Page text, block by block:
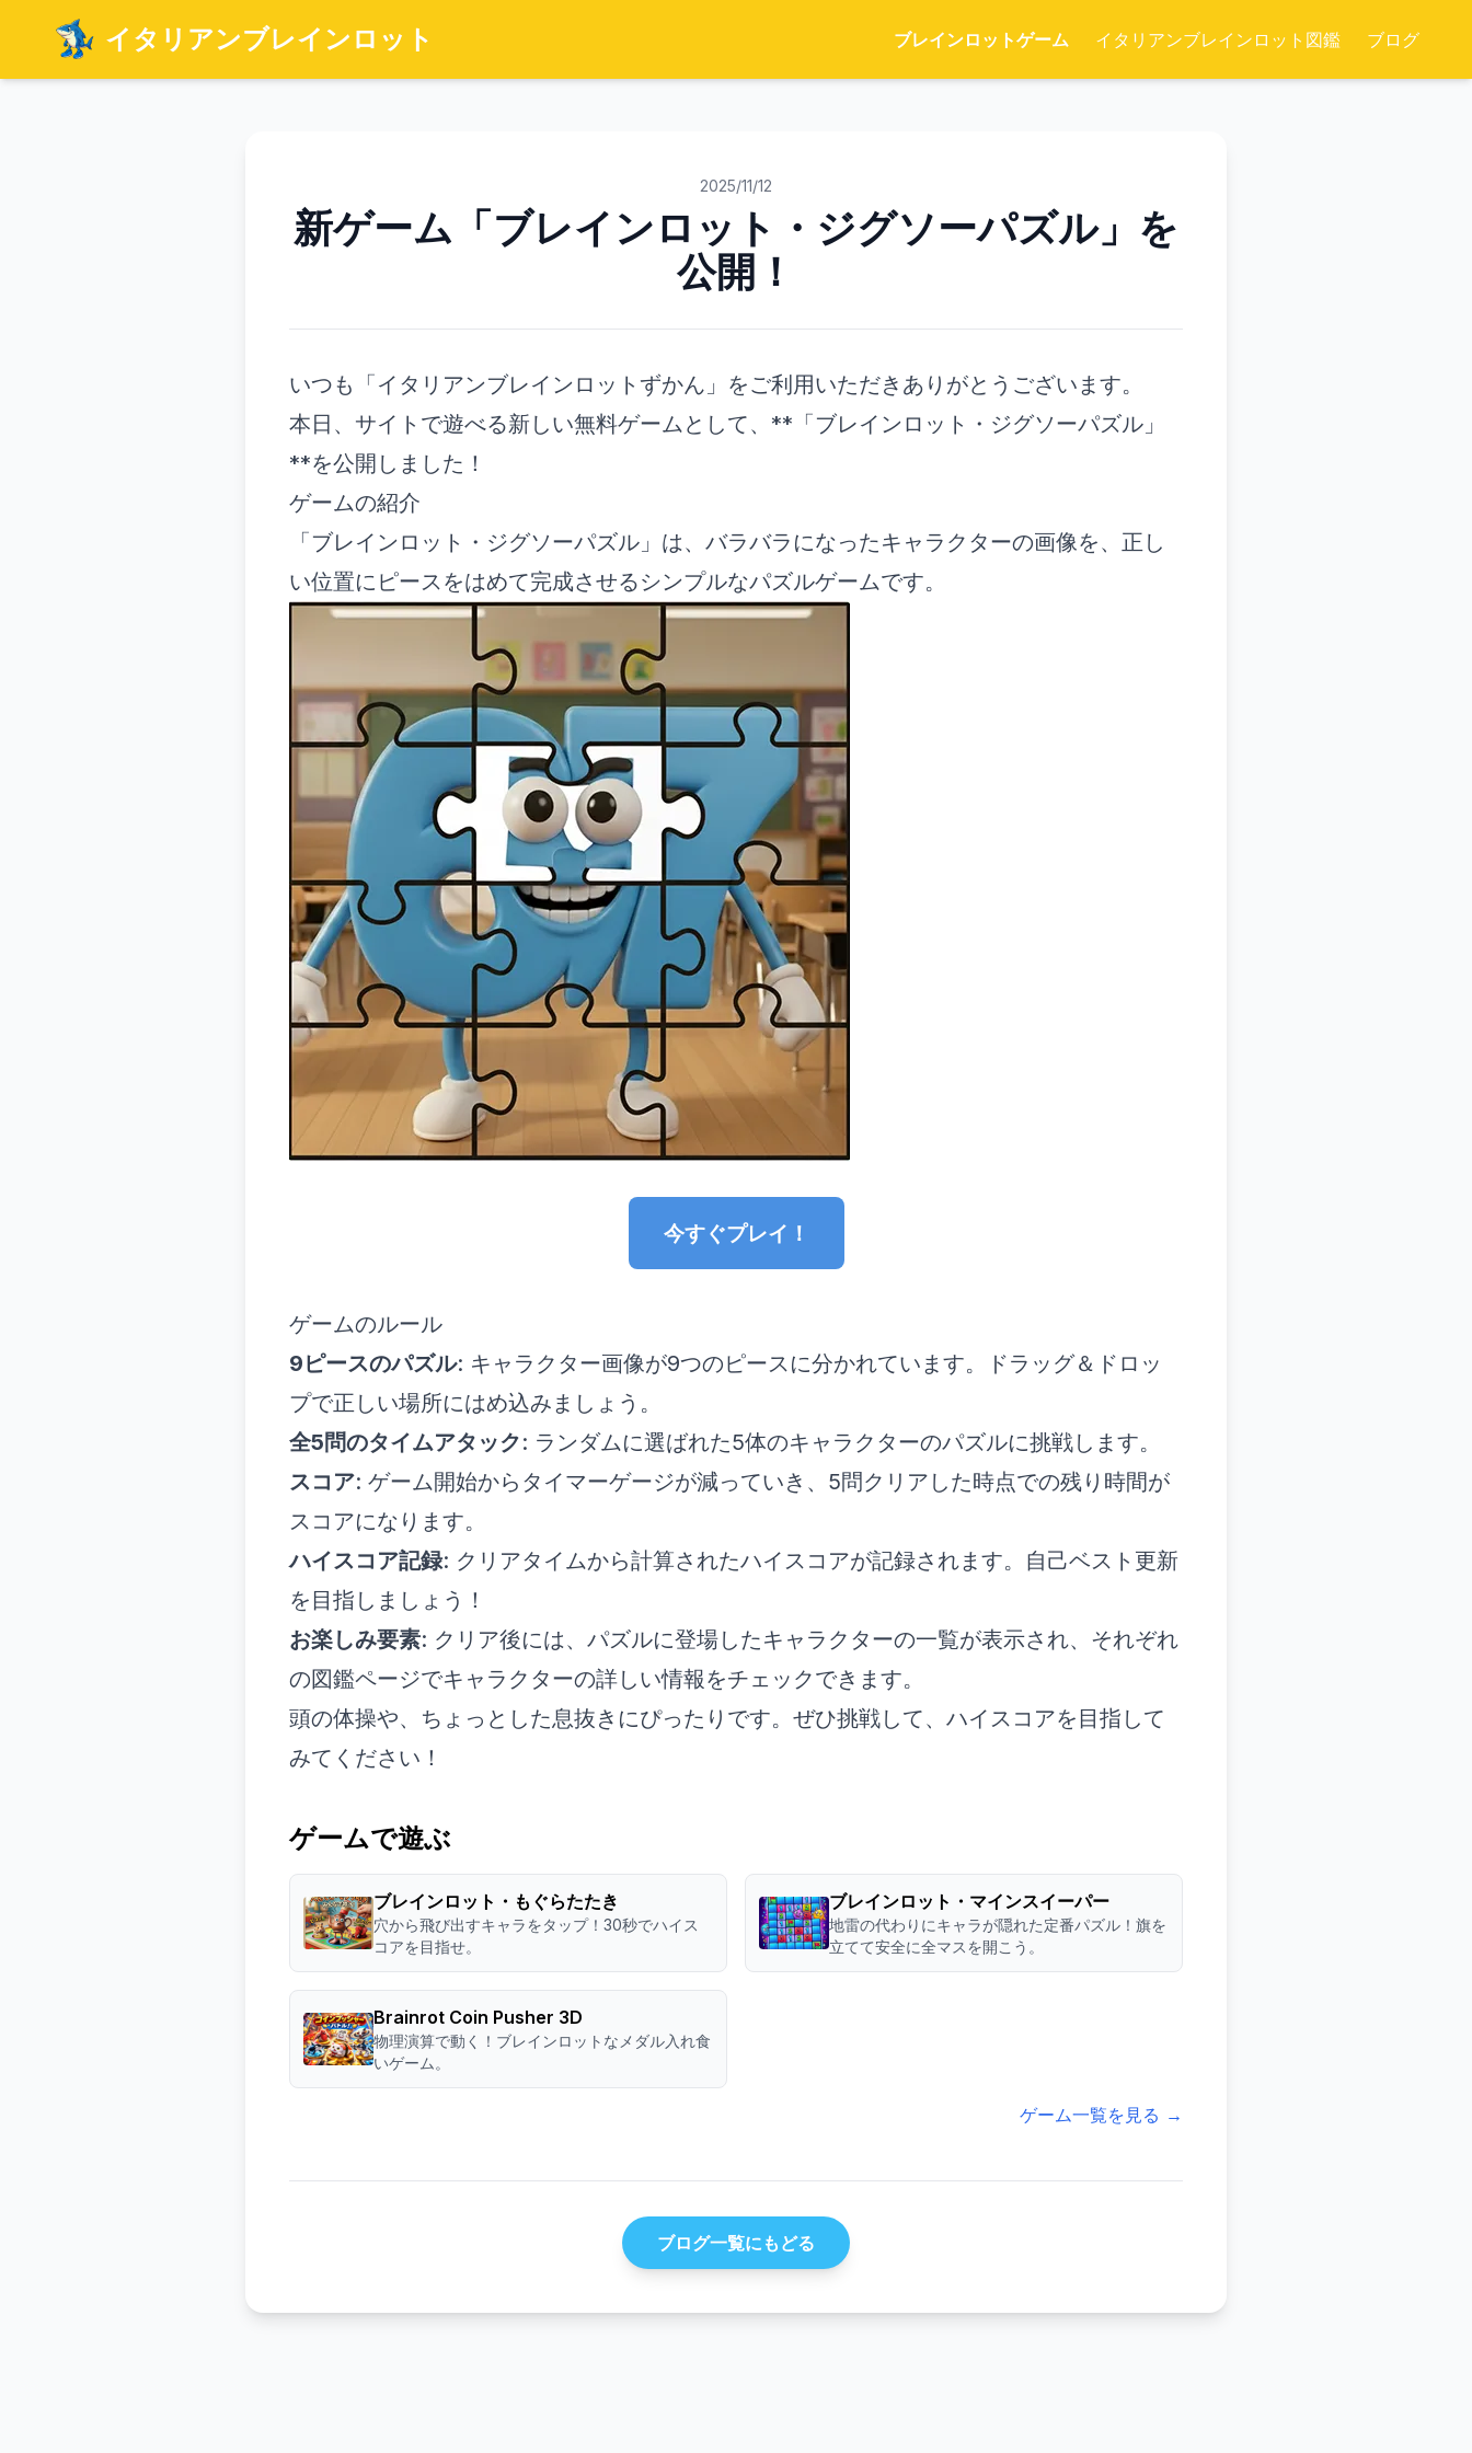
イタリアンブレインロット ブレインロットゲーム イタリアンブレインロット図鑑 ブログ
2025/11/12
新ゲーム「ブレインロット・ジグソーパズル」を
公開！
いつも「イタリアンブレインロットずかん」をご利用いただきありがとうございます。
本日、サイトで遊べる新しい無料ゲームとして、**「ブレインロット・ジグソーパズル」
**を公開しました！
ゲームの紹介
「ブレインロット・ジグソーパズル」は、バラバラになったキャラクターの画像を、正し
い位置にピースをはめて完成させるシンプルなパズルゲームです。
今すぐプレイ！
ゲームのルール
9ピースのパズル: キャラクター画像が9つのピースに分かれています。ドラッグ＆ドロッ
プで正しい場所にはめ込みましょう。
全5問のタイムアタック: ランダムに選ばれた5体のキャラクターのパズルに挑戦します。
スコア: ゲーム開始からタイマーゲージが減っていき、5問クリアした時点での残り時間が
スコアになります。
ハイスコア記録: クリアタイムから計算されたハイスコアが記録されます。自己ベスト更新
を目指しましょう！
お楽しみ要素: クリア後には、パズルに登場したキャラクターの一覧が表示され、それぞれ
の図鑑ページでキャラクターの詳しい情報をチェックできます。
頭の体操や、ちょっとした息抜きにぴったりです。ぜひ挑戦して、ハイスコアを目指して
みてください！
ゲームで遊ぶ
ブレインロット・もぐらたたき
穴から飛び出すキャラをタップ！30秒でハイス
コアを目指せ。
ブレインロット・マインスイーパー
地雷の代わりにキャラが隠れた定番パズル！旗を
立てて安全に全マスを開こう。
Brainrot Coin Pusher 3D
物理演算で動く！ブレインロットなメダル入れ食
いゲーム。
ゲーム一覧を見る →
ブログ一覧にもどる